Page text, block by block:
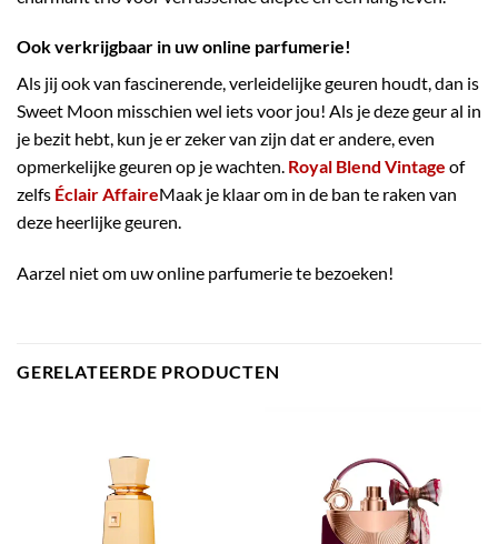
Ook verkrijgbaar in uw online parfumerie!
Als jij ook van fascinerende, verleidelijke geuren houdt, dan is
Sweet Moon misschien wel iets voor jou! Als je deze geur al in
je bezit hebt, kun je er zeker van zijn dat er andere, even
opmerkelijke geuren op je wachten. Royal Blend Vintage of
zelfs Éclair AffaireMaak je klaar om in de ban te raken van
deze heerlijke geuren.
Aarzel niet om uw online parfumerie te bezoeken!
GERELATEERDE PRODUCTEN